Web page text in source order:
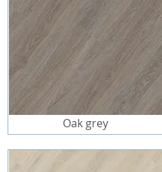
Oak grey